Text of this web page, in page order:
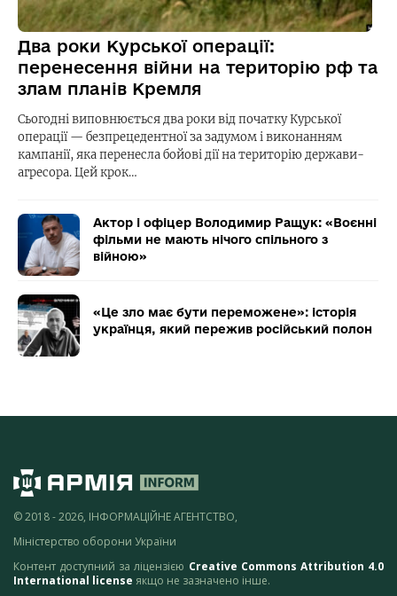
Два роки Курської операції:
перенесення війни на територію рф та
злам планів Кремля
Сьогодні виповнюється два роки від початку Курської
операції — безпрецедентної за задумом і виконанням
кампанії, яка перенесла бойові дії на територію держави-
агресора. Цей крок…
Актор і офіцер Володимир Ращук: «Воєнні
фільми не мають нічого спільного з
війною»
«Це зло має бути переможене»: історія
українця, який пережив російський полон
© 2018 - 2026, ІНФОРМАЦІЙНЕ АГЕНТСТВО,
Міністерство оборони України
Контент доступний за ліцензією Creative Commons Attribution 4.0
International license якщо не зазначено інше.